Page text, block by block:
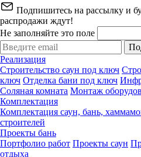
Подпишитесь на рассылку и
распродажи ждут!
Не заполняйте это поле
Реализация
Строительство саун под ключ
ключ Отделка бани под ключ
Соляная комната Монтаж
Комплектация
Комплектация саун, бань,
строителей
Проекты бань
Портфолио работ Проекты саун
отдыха